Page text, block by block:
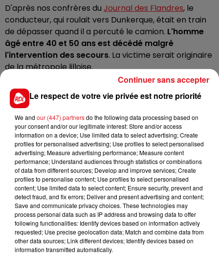
D'après nos confrères du Journal des Flandres, le
conducteur, qui roulait vers Dunkerque, était en train
de dépasser quand il a percuté le camion. L'homme
âgé entre 40 et 50 ans est décédé malgré
l'intervention des secours. La victime serait originaire
de la métropole lilloise.
Le conducteur du camion, en état de choc et
légèrement blessé, a été transporté à l'hôpital de
Dunkerque. Une déviation a été mise en place.
FIL D'ACTUS
15 juillet 2026
Le respect de votre vie privée est notre priorité
We and our (447) partnersdo the following data processing based on
your consent and/or our legitimate interest: Store and/or access
information on a device; Use limited data to select advertising; Create
profiles for personalised advertising; Use profiles to select personalised
advertising; Measure advertising performance; Measure content
performance; Understand audiences through statistics or combinations
of data from different sources; Develop and improve services; Create
profiles to personalise content; Use profiles to select personalised
content; Use limited data to select content; Ensure security, prevent and
detect fraud, and fix errors; Deliver and present advertising and content;
Save and communicate privacy choices. These technologies may
process personal data such as IP address and browsing data to offer
following functionalities: Identify devices based on information actively
requested; Use precise geolocation data; Match and combine data from
other data sources; Link different devices; Identify devices based on
information transmitted automatically.
Continuer sans accepter